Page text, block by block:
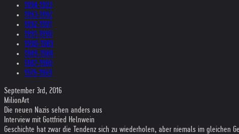
1994-1993
1993-1992
1992-1991
1991-1990
1990-1989
1989-1988
1987-1980
1979-1969
September 3rd, 2016
MilionArt
Die neuen Nazis sehen anders aus
Interview mit Gottfried Helnwein
Geschichte hat zwar die Tendenz sich zu wiederholen, aber niemals im gleichen